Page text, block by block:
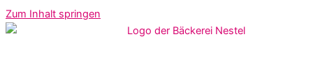
Zum Inhalt springen